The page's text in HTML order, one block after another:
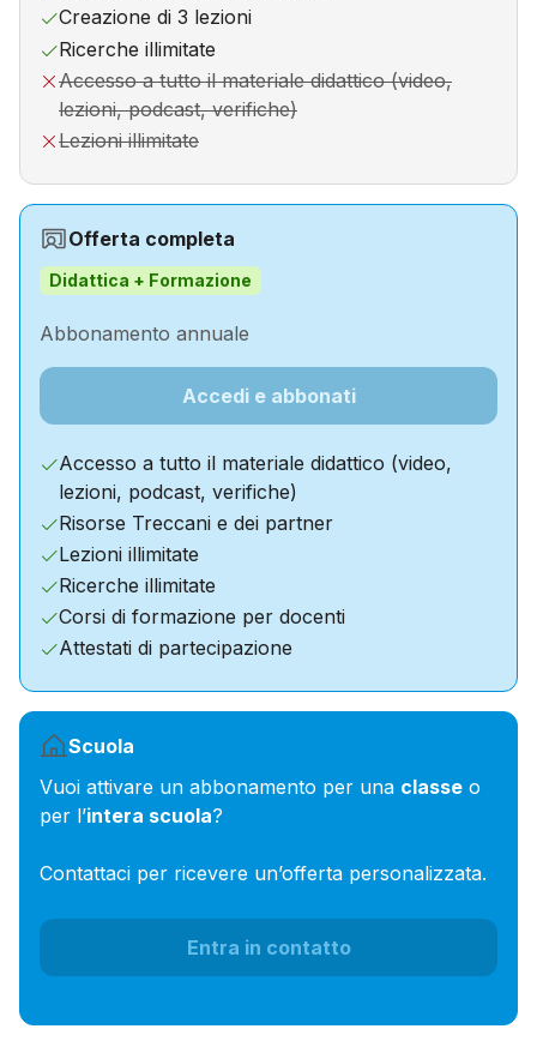
Creazione di 3 lezioni
Ricerche illimitate
Accesso a tutto il materiale didattico (video,
lezioni, podcast, verifiche)
Lezioni illimitate
Offerta completa
Didattica + Formazione
Abbonamento annuale
Accedi e abbonati
Accesso a tutto il materiale didattico (video,
lezioni, podcast, verifiche)
Risorse Treccani e dei partner
Lezioni illimitate
Ricerche illimitate
Corsi di formazione per docenti
Attestati di partecipazione
Scuola
Vuoi attivare un abbonamento per una classe o
per l’intera scuola?
Contattaci per ricevere un’offerta personalizzata.
Entra in contatto